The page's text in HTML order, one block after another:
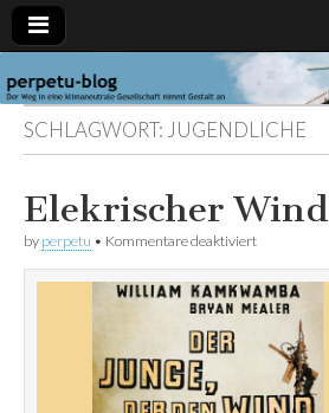
perpetu-
blog
Der Weg in
klimaneutrale
Gesellschaft
Gestalt an
SCHLAGWORT: JUGENDLICHE
Elekrischer Wind
by perpetu • Kommentare deaktiviertfür
Wind